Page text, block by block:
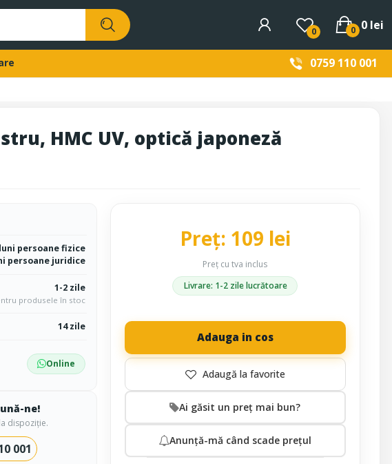
0 0 lei
0
0759 110 001
HMC UV, optică japoneză
persoane fizice
persoane juridice
1-2 zile
produsele în stoc
14 zile
Online
ne!
dispoziție.
001
Preț: 109 lei
Preț cu tva inclus
Livrare: 1-2 zile lucrătoare
Adauga in cos
Ai găsit un preț mai bun?
Anunță-mă când scade prețul